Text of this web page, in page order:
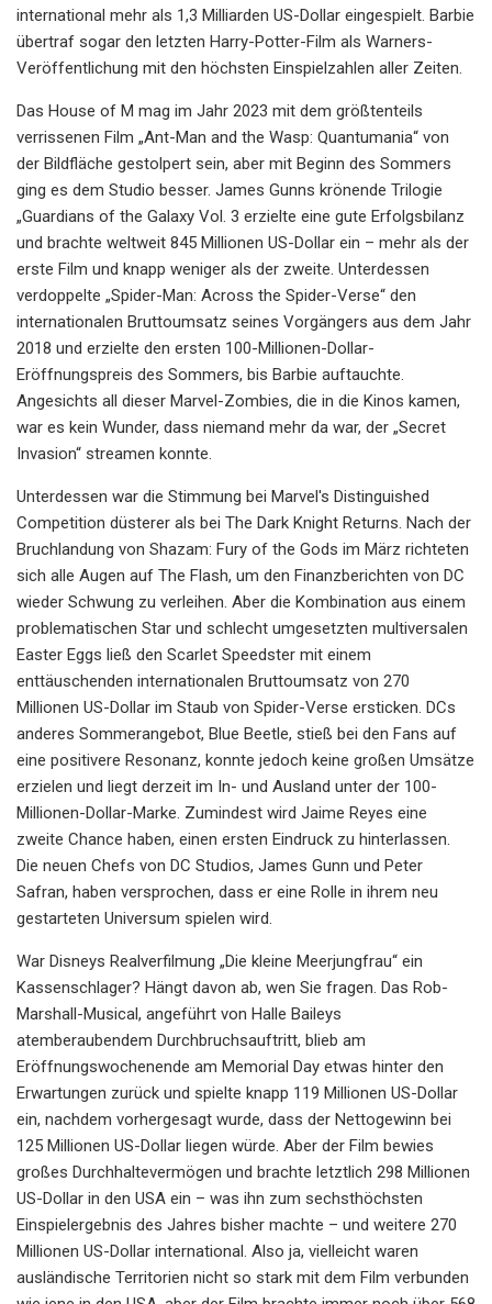
international mehr als 1,3 Milliarden US-Dollar eingespielt. Barbie
übertraf sogar den letzten Harry-Potter-Film als Warners-
Veröffentlichung mit den höchsten Einspielzahlen aller Zeiten.
Das House of M mag im Jahr 2023 mit dem größtenteils
verrissenen Film „Ant-Man and the Wasp: Quantumania“ von
der Bildfläche gestolpert sein, aber mit Beginn des Sommers
ging es dem Studio besser. James Gunns krönende Trilogie
„Guardians of the Galaxy Vol. 3 erzielte eine gute Erfolgsbilanz
und brachte weltweit 845 Millionen US-Dollar ein – mehr als der
erste Film und knapp weniger als der zweite. Unterdessen
verdoppelte „Spider-Man: Across the Spider-Verse“ den
internationalen Bruttoumsatz seines Vorgängers aus dem Jahr
2018 und erzielte den ersten 100-Millionen-Dollar-
Eröffnungspreis des Sommers, bis Barbie auftauchte.
Angesichts all dieser Marvel-Zombies, die in die Kinos kamen,
war es kein Wunder, dass niemand mehr da war, der „Secret
Invasion“ streamen konnte.
Unterdessen war die Stimmung bei Marvel's Distinguished
Competition düsterer als bei The Dark Knight Returns. Nach der
Bruchlandung von Shazam: Fury of the Gods im März richteten
sich alle Augen auf The Flash, um den Finanzberichten von DC
wieder Schwung zu verleihen. Aber die Kombination aus einem
problematischen Star und schlecht umgesetzten multiversalen
Easter Eggs ließ den Scarlet Speedster mit einem
enttäuschenden internationalen Bruttoumsatz von 270
Millionen US-Dollar im Staub von Spider-Verse ersticken. DCs
anderes Sommerangebot, Blue Beetle, stieß bei den Fans auf
eine positivere Resonanz, konnte jedoch keine großen Umsätze
erzielen und liegt derzeit im In- und Ausland unter der 100-
Millionen-Dollar-Marke. Zumindest wird Jaime Reyes eine
zweite Chance haben, einen ersten Eindruck zu hinterlassen.
Die neuen Chefs von DC Studios, James Gunn und Peter
Safran, haben versprochen, dass er eine Rolle in ihrem neu
gestarteten Universum spielen wird.
War Disneys Realverfilmung „Die kleine Meerjungfrau“ ein
Kassenschlager? Hängt davon ab, wen Sie fragen. Das Rob-
Marshall-Musical, angeführt von Halle Baileys
atemberaubendem Durchbruchsauftritt, blieb am
Eröffnungswochenende am Memorial Day etwas hinter den
Erwartungen zurück und spielte knapp 119 Millionen US-Dollar
ein, nachdem vorhergesagt wurde, dass der Nettogewinn bei
125 Millionen US-Dollar liegen würde. Aber der Film bewies
großes Durchhaltevermögen und brachte letztlich 298 Millionen
US-Dollar in den USA ein – was ihn zum sechsthöchsten
Einspielergebnis des Jahres bisher machte – und weitere 270
Millionen US-Dollar international. Also ja, vielleicht waren
ausländische Territorien nicht so stark mit dem Film verbunden